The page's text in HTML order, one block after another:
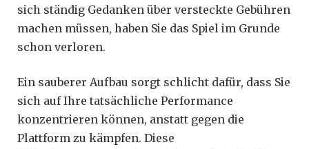
sich ständig Gedanken über versteckte Gebühren
machen müssen, haben Sie das Spiel im Grunde
schon verloren.
Ein sauberer Aufbau sorgt schlicht dafür, dass Sie
sich auf Ihre tatsächliche Performance
konzentrieren können, anstatt gegen die
Plattform zu kämpfen. Diese